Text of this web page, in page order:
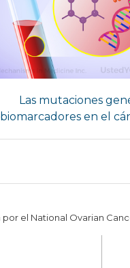
Las mutaciones
biomarcadores en el
el National Ovarian